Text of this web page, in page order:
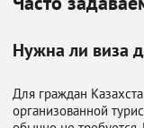
Нужна ли виза
Для граждан
организованной